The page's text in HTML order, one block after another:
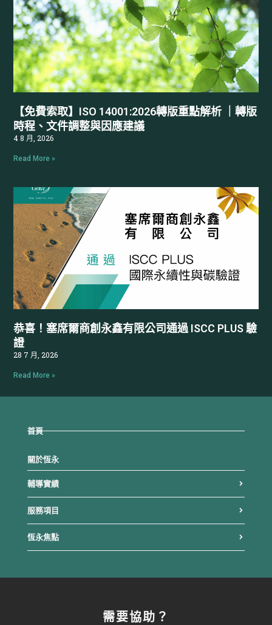
用？
如何兼顧日常營運，同時完成 ISO
14001:2026 轉版準備？
企業應優先從哪些項目開始規劃？
恆永多年來協助不同產業客戶導入及維護 ISO 管
理系統，了解企業在管理上的需求。面對 ISO
14001:2026 轉版，除了需要理解新版要求，也須
針對此次 ISO 14001:2026 轉版，恆永也整理了一
份《ISO 14001:2026 轉版重點解析》，協助企業
掌握轉版時程、規劃方向及準備重點，歡迎透過
下列表單索取。
👉 《ISO 14001:2026 轉版重點解析》索取表單
若貴公司正在規劃 ISO 14001:2026 轉版，恆永可
–組織營運管理
【免費索取】ISO 14001:2026轉版重點解析 ｜轉版
時程、文件調整與因應建議
4 8 月, 2026
Read More »
恭喜！塞席爾商創永鑫有限公司通過 ISCC PLUS 驗
證
28 7 月, 2026
Read More »
首頁
關於恆永
輔導實績
服務項目
恆永焦點
需要協助？